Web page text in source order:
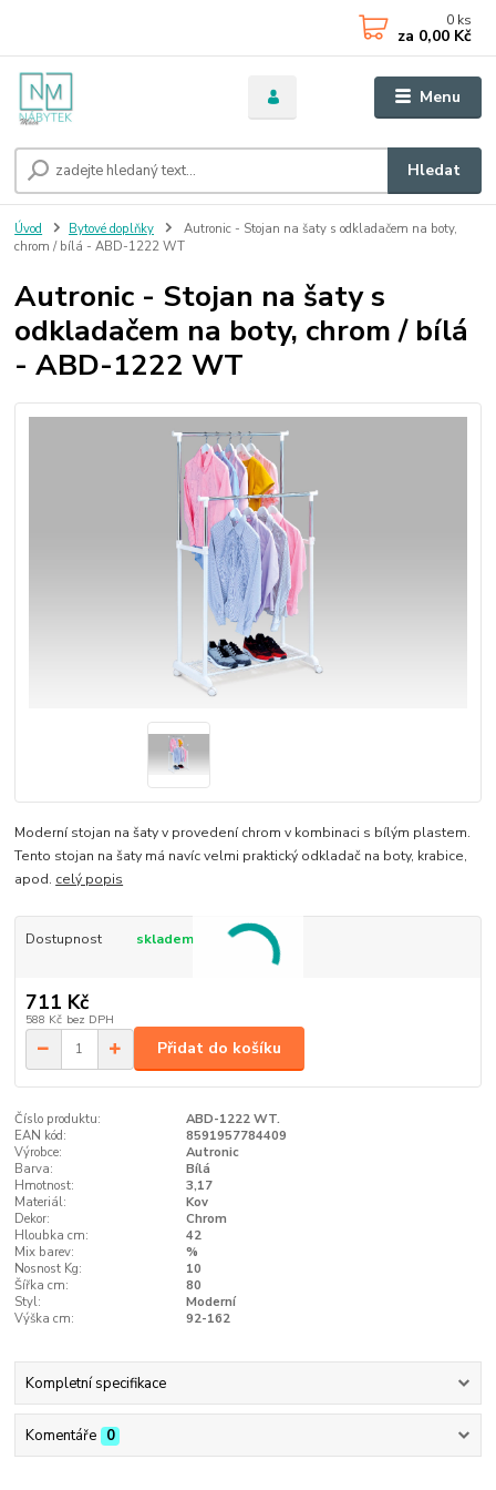
Menu
Hledat
0 ks
za 0,00 Kč
Úvod Bytové doplňky
Autronic - Stojan na šaty s odkladačem na boty,
chrom / bílá - ABD-1222 WT
Autronic - Stojan na šaty s
odkladačem na boty, chrom / bílá
- ABD-1222 WT
Moderní stojan na šaty v provedení chrom v kombinaci s bílým plastem.
Tento stojan na šaty má navíc velmi praktický odkladač na boty, krabice,
apod. celý popis
Dostupnost skladem
711 Kč
588 Kč bez DPH
Přidat do košíku
Číslo produktu:
ABD-1222 WT.
EAN kód:
8591957784409
Výrobce:
Autronic
Barva:
Bílá
Hmotnost:
3,17
Materiál:
Kov
Dekor:
Chrom
Hloubka cm:
42
Mix barev:
%
Nosnost Kg:
10
Šířka cm:
80
Styl:
Moderní
Výška cm:
92-162
Kompletní specifikace
Komentáře 0